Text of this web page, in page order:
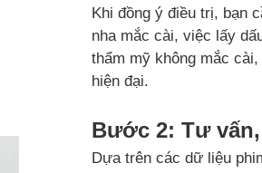
Khi đồng ý điều trị, bạn
nha mắc cài, việc lấy
thẩm mỹ không mắc
hiện đại.
Bước 2: Tư
Dựa trên các dữ liệu